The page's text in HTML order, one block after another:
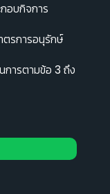
อบกิจการ
ตรการอนุรักษ์
การตามข้อ 3 ถึง